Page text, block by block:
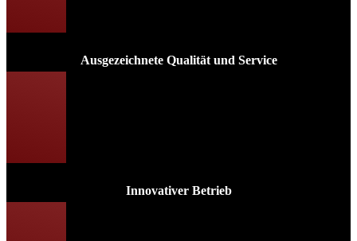
Ausgezeichnete Qualität und Service
Innovativer Betrieb